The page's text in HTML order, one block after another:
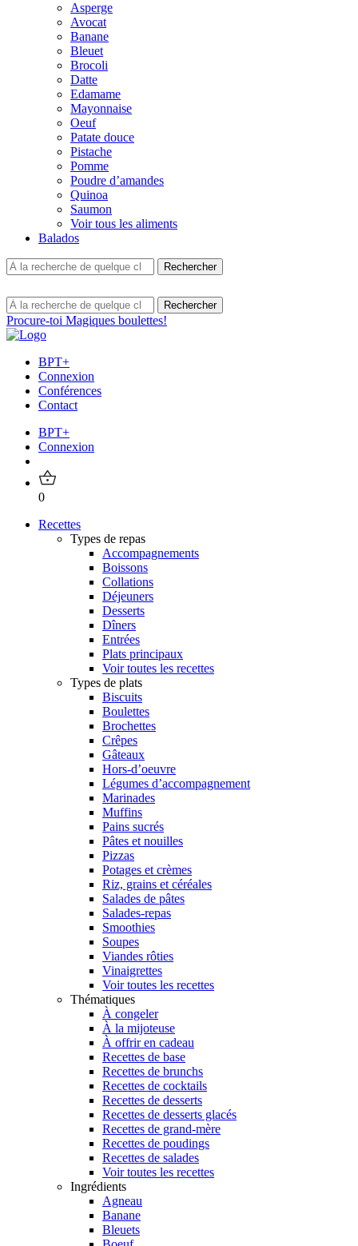
Asperge
Avocat
Banane
Bleuet
Brocoli
Datte
Edamame
Mayonnaise
Oeuf
Patate douce
Pistache
Pomme
Poudre d’amandes
Quinoa
Saumon
Voir tous les aliments
Balados
Procure-toi Magiques boulettes!
BPT+
Connexion
Conférences
Contact
BPT+
Connexion
0
Recettes
Types de repas
Accompagnements
Boissons
Collations
Déjeuners
Desserts
Dîners
Entrées
Plats principaux
Voir toutes les recettes
Types de plats
Biscuits
Boulettes
Brochettes
Crêpes
Gâteaux
Hors-d’oeuvre
Légumes d’accompagnement
Marinades
Muffins
Pains sucrés
Pâtes et nouilles
Pizzas
Potages et crèmes
Riz, grains et céréales
Salades de pâtes
Salades-repas
Smoothies
Soupes
Viandes rôties
Vinaigrettes
Voir toutes les recettes
Thématiques
À congeler
À la mijoteuse
À offrir en cadeau
Recettes de base
Recettes de brunchs
Recettes de cocktails
Recettes de desserts
Recettes de desserts glacés
Recettes de grand-mère
Recettes de poudings
Recettes de salades
Voir toutes les recettes
Ingrédients
Agneau
Banane
Bleuets